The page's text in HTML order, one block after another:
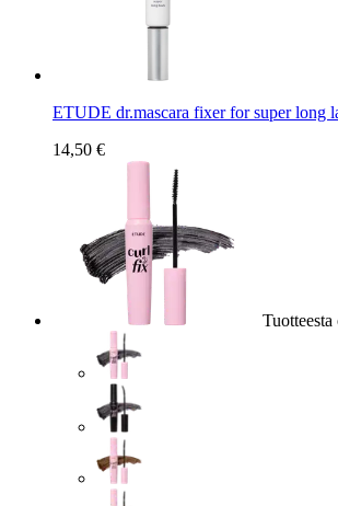
ETUDE dr.mascara fixer for super long
14,50 €